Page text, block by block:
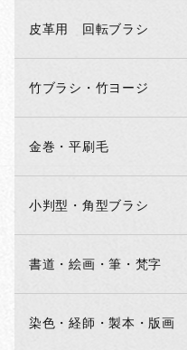
皮革用 回転ブラシ
竹ブラシ・竹ヨージ
金巻・平刷毛
小判型・角型ブラシ
書道・絵画・筆・梵字
染色・経師・製本・版画